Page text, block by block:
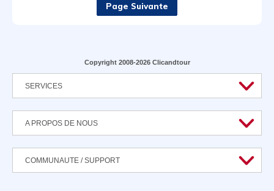
Page Suivante
Copyright 2008-2026 Clicandtour
SERVICES
A PROPOS DE NOUS
COMMUNAUTE / SUPPORT